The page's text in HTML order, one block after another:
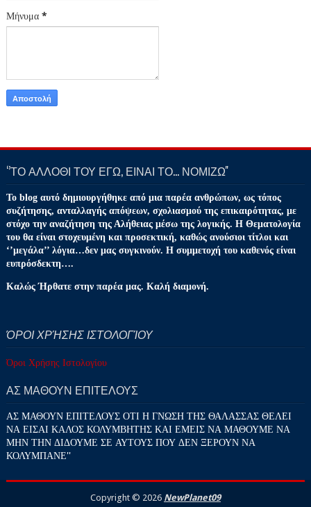
Μήνυμα *
‘’ΤΟ ΑΛΛΟΘΙ ΤΟΥ ΕΓΩ, ΕΙΝΑΙ ΤΟ… ΝΟΜΙΖΩ''
Το blog αυτό δημιουργήθηκε από μια παρέα ανθρώπων, ως τόπος
συζήτησης, ανταλλαγής απόψεων, σχολιασμού της επικαιρότητας, με
στόχο την αναζήτηση της Αλήθειας μέσω της λογικής. Η Θεματολογία
του θα είναι στοχευμένη και προσεκτική, καθώς ανούσιοι τίτλοι και
‘’μεγάλα’’ λόγια…δεν μας συγκινούν. Η συμμετοχή του καθενός είναι
ευπρόσδεκτη….
Καλώς Ήρθατε στην παρέα μας. Καλή διαμονή.
ΌΡΟΙ ΧΡΉΣΗΣ ΙΣΤΟΛΟΓΊΟΥ
Όροι Χρήσης Ιστολογίου
ΑΣ ΜΑΘΟΥΝ ΕΠΙΤΕΛΟΥΣ
ΑΣ ΜΑΘΟΥΝ ΕΠΙΤΕΛΟΥΣ ΟΤΙ Η ΓΝΩΣΗ ΤΗΣ ΘΑΛΑΣΣΑΣ ΘΕΛΕΙ
ΝΑ ΕΙΣΑΙ ΚΑΛΟΣ ΚΟΛΥΜΒΗΤΗΣ ΚΑΙ ΕΜΕΙΣ ΝΑ ΜΑΘΟΥΜΕ ΝΑ
ΜΗΝ ΤΗΝ ΔΙΔΟΥΜΕ ΣΕ ΑΥΤΟΥΣ ΠΟΥ ΔΕΝ ΞΕΡΟΥΝ ΝΑ
ΚΟΛΥΜΠΑΝΕ''
Copyright © 2026 NewPlanet09